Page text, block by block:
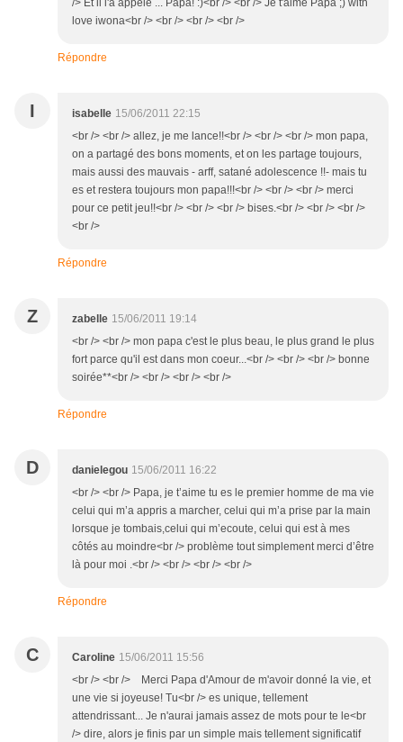
/> Et il l'a appelé ... Papa! :)<br /> <br /> Je t'aime Papa ;) with
love iwona<br /> <br /> <br /> <br />
Répondre
I isabelle 15/06/2011 22:15
<br /> <br /> allez, je me lance!!<br /> <br /> <br /> mon papa,
on a partagé des bons moments, et on les partage toujours,
mais aussi des mauvais - arff, satané adolescence !!- mais tu
es et restera toujours mon papa!!!<br /> <br /> <br /> merci
pour ce petit jeu!!<br /> <br /> <br /> bises.<br /> <br /> <br />
<br />
Répondre
Z zabelle 15/06/2011 19:14
<br /> <br /> mon papa c'est le plus beau, le plus grand le plus
fort parce qu'il est dans mon coeur...<br /> <br /> <br /> bonne
soirée**<br /> <br /> <br /> <br />
Répondre
D danielegou 15/06/2011 16:22
<br /> <br /> Papa, je t’aime tu es le premier homme de ma vie
celui qui m’a appris a marcher, celui qui m’a prise par la main
lorsque je tombais,celui qui m’ecoute, celui qui est à mes
côtés au moindre<br /> problème tout simplement merci d’être
là pour moi .<br /> <br /> <br /> <br />
Répondre
C Caroline 15/06/2011 15:56
<br /> <br /> Merci Papa d'Amour de m'avoir donné la vie, et
une vie si joyeuse! Tu<br /> es unique, tellement
attendrissant... Je n'aurai jamais assez de mots pour te le<br
/> dire, alors je finis par un simple mais tellement significatif